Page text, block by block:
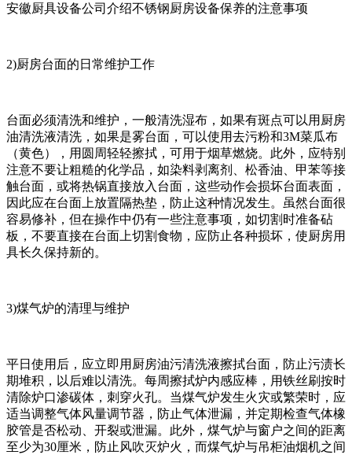
安徽厨具设备公司介绍不锈钢厨房设备保养的注意事项
2)厨房台面的日常维护工作
台面必须清洗和维护，一般清洗湿布，如果有斑点可以用厨房
油清洗液清洗，如果是雾台面，可以使用去污粉和3M菜瓜布
（黄色），用圆周轻轻擦拭，可用于烟草燃烧。此外，应特别
注意不要让粗糙的化学品，如染料剥离剂、松香油、甲苯等接
触台面，或将热锅直接放入台面，这些动作会损坏台面表面，
因此应在台面上放置隔热垫，防止这种情况发生。虽然台面很
容易修补，但在操作中仍有一些注意事项，如切割时准备砧
板，不要直接在台面上切割食物，应防止各种损坏，使厨房用
具长久保持新的。
3)煤气炉的清理与维护
平日使用后，应立即用厨房油污清洗液擦拭台面，防止污渍长
期堆积，以后难以清洗。每周擦拭炉内感应棒，用铁丝刷按时
清除炉口渗碳体，刺穿火孔。当煤气炉发生火灾或繁荣时，应
适当调整气体风量调节器，防止气体泄漏，并定期检查气体橡
胶管是否松动、开裂或泄漏。此外，煤气炉与窗户之间的距离
至少为30厘米，防止风吹灭炉火，而煤气炉与吊柜油烟机之间